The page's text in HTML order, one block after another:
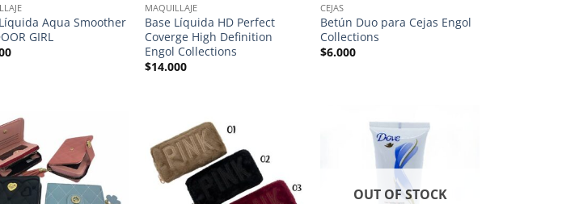
Aqua Smoother
GIRL
MAQUILLAJE
Base Líquida HD Perfect
Coverge High Definition
Engol Collections
$14.000
CEJAS
Betún Duo para Cejas Engol
Collections
$6.000
OUT OF STOCK